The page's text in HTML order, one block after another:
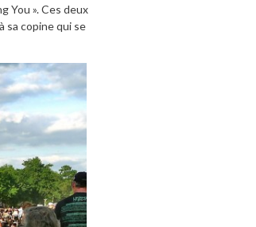
You ». Ces deux
sa copine qui se